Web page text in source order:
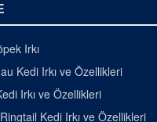
Irkı
Kedi Irkı ve Özellikleri
Irkı ve Özellikleri
Kedi Irkı ve Özellikleri